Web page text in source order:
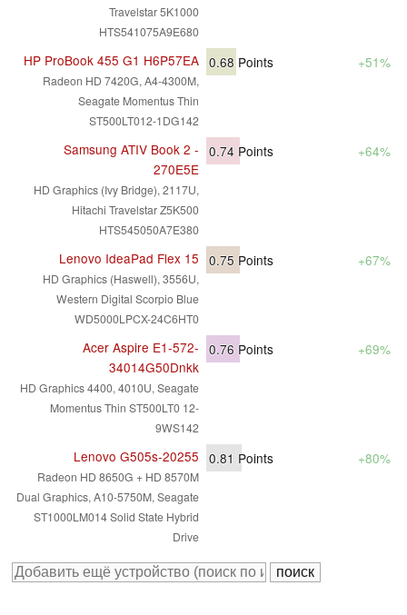
Travelstar 5K1000
HTS541075A9E680
HP ProBook 455 G1 H6P57EA
Radeon HD 7420G, A4-4300M,
Seagate Momentus Thin
ST500LT012-1DG142
0.68 Points +51%
Samsung ATIV Book 2 -
270E5E
HD Graphics (Ivy Bridge), 2117U,
Hitachi Travelstar Z5K500
HTS545050A7E380
0.74 Points +64%
Lenovo IdeaPad Flex 15
HD Graphics (Haswell), 3556U,
Western Digital Scorpio Blue
WD5000LPCX-24C6HT0
0.75 Points +67%
Acer Aspire E1-572-
34014G50Dnkk
HD Graphics 4400, 4010U, Seagate
Momentus Thin ST500LT0 12-
9WS142
0.76 Points +69%
Lenovo G505s-20255
Radeon HD 8650G + HD 8570M
Dual Graphics, A10-5750M, Seagate
ST1000LM014 Solid State Hybrid
Drive
0.81 Points +80%